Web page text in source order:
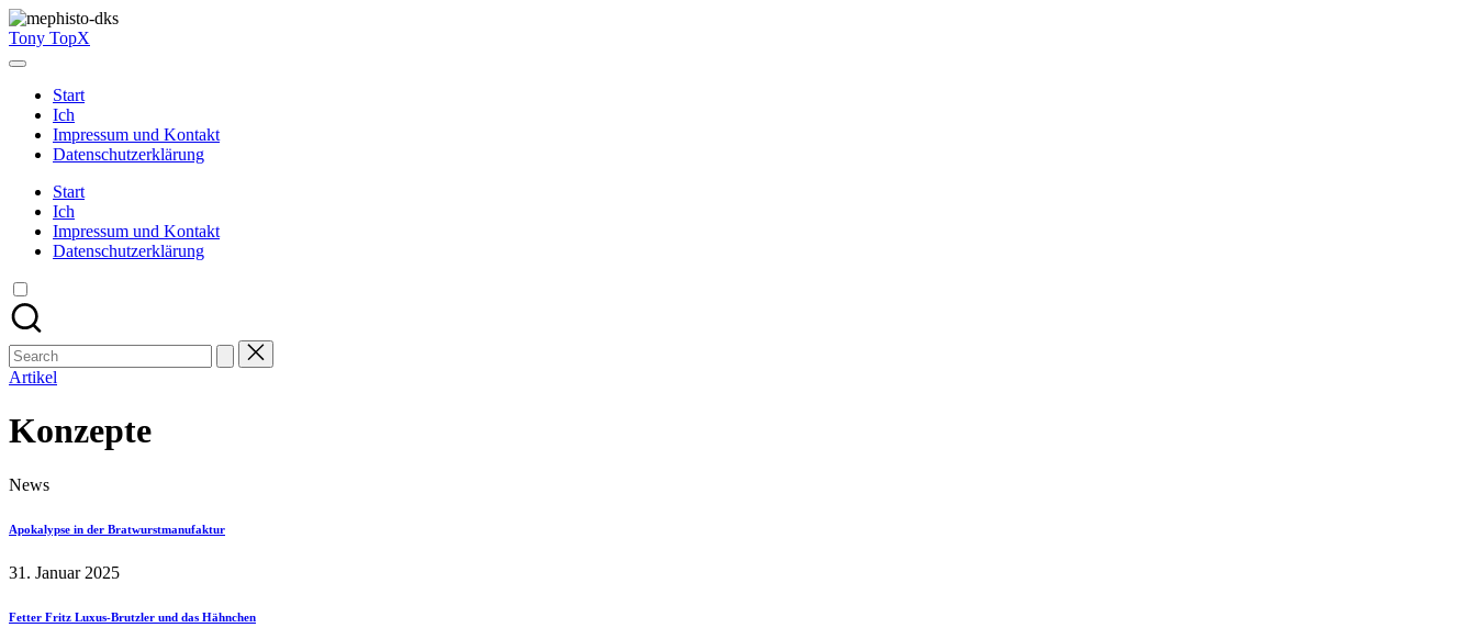
Skip
to
content
Tony TopX
Start
Ich
Impressum und Kontakt
Datenschutzerklärung
Start
Ich
Impressum und Kontakt
Datenschutzerklärung
Search
for:
Artikel
Konzepte
News
Apokalypse in der Bratwurstmanufaktur
31. Januar 2025
Fetter Fritz Luxus-Brutzler und das Hähnchen